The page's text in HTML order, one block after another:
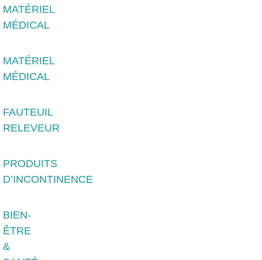
MATÉRIEL
MÉDICAL
MATÉRIEL
MÉDICAL
FAUTEUIL
RELEVEUR
PRODUITS
D’INCONTINENCE
BIEN-
ÊTRE
&